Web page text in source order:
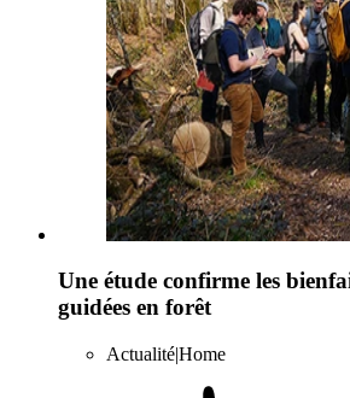
Une étude confirme les
guidées en forêt
Actualité|Home